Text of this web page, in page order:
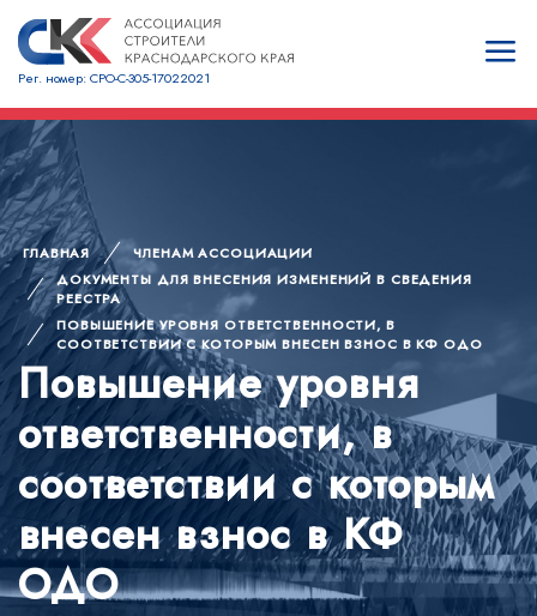
Рег. номер: СРО-С-305-17022021
ГЛАВНАЯ
ЧЛЕНАМ АССОЦИАЦИИ
ДОКУМЕНТЫ ДЛЯ ВНЕСЕНИЯ ИЗМЕНЕНИЙ В СВЕДЕНИЯ
РЕЕСТРА
ПОВЫШЕНИЕ УРОВНЯ ОТВЕТСТВЕННОСТИ, В
СООТВЕТСТВИИ С КОТОРЫМ ВНЕСЕН ВЗНОС В КФ ОДО
Повышение уровня
ответственности, в
соответствии с которым
внесен взнос в КФ
ОДО